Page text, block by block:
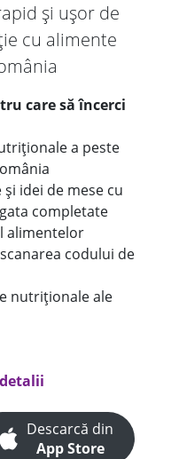
și ușor de
cu alimente
care să încerci
a peste
idei de mese cu
completate
alimentelor
codului de
nutriționale ale
Descarcă din
App Store